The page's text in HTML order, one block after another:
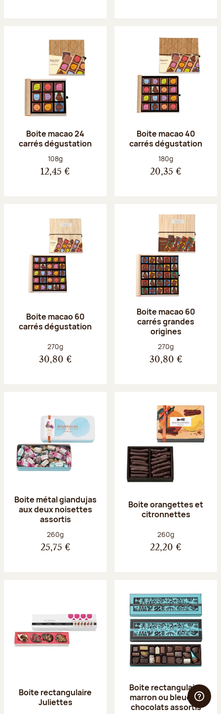
Boite macao 24
carrés dégustation
Poids net :
108g
12,45 €
Boite macao 40
carrés dégustation
Poids net :
180g
20,35 €
Boite macao 60
carrés dégustation
Poids net :
270g
30,80 €
Boite macao 60
carrés grandes
origines
Poids net :
270g
30,80 €
Boite métal giandujas
aux deux noisettes
assortis
Poids net :
260g
25,75 €
Boite orangettes et
citronnettes
Poids net :
260g
22,20 €
Boite rectangulaire
Juliettes
Boite rectangulaire
marron ou bleue 23
chocolats assortis